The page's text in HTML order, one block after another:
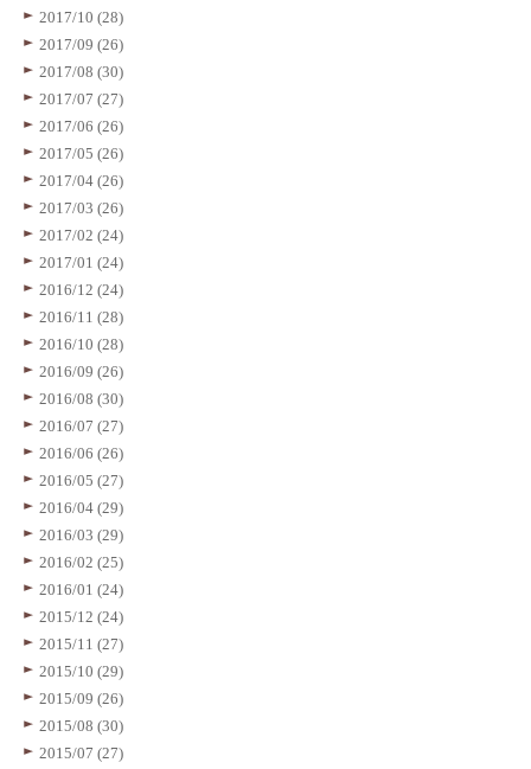
2017/10 (28)
2017/09 (26)
2017/08 (30)
2017/07 (27)
2017/06 (26)
2017/05 (26)
2017/04 (26)
2017/03 (26)
2017/02 (24)
2017/01 (24)
2016/12 (24)
2016/11 (28)
2016/10 (28)
2016/09 (26)
2016/08 (30)
2016/07 (27)
2016/06 (26)
2016/05 (27)
2016/04 (29)
2016/03 (29)
2016/02 (25)
2016/01 (24)
2015/12 (24)
2015/11 (27)
2015/10 (29)
2015/09 (26)
2015/08 (30)
2015/07 (27)